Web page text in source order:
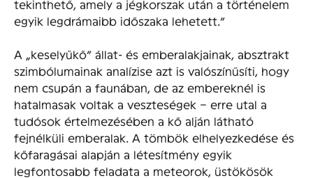
tekinthető, amely a jégkorszak után a történelem
egyik legdrámaibb időszaka lehetett.”
A „keselyűkő” állat- és emberalakjainak, absztrakt
szimbólumainak analízise azt is valószínűsíti, hogy
nem csupán a faunában, de az embereknél is
hatalmasak voltak a veszteségek – erre utal a
tudósok értelmezésében a kő alján látható
fejnélküli emberalak. A tömbök elhelyezkedése és
kőfaragásai alapján a létesítmény egyik
legfontosabb feladata a meteorok, üstökösök